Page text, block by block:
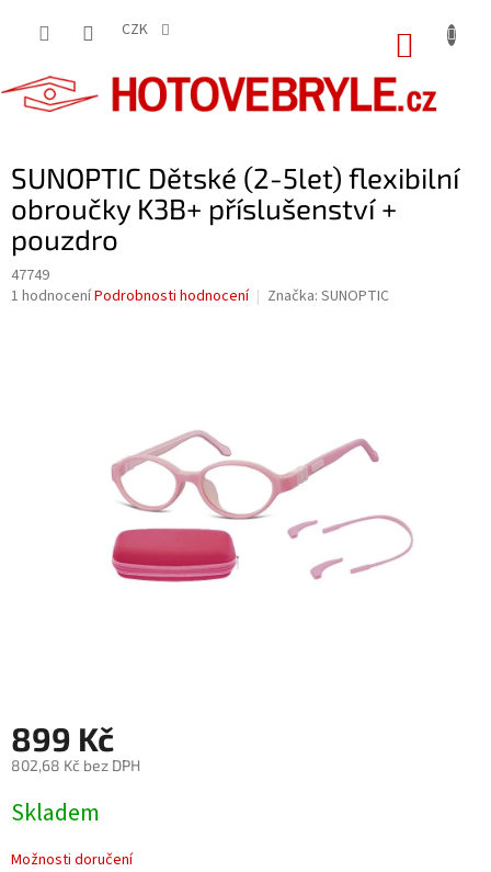
CZK
SUNOPTIC Dětské (2-5let) flexibilní
obroučky K3B+ příslušenství +
pouzdro
47749
Průměrné
1 hodnoceníPodrobnosti hodnocení Značka: SUNOPTIC
899 Kč
802,68 Kč bez DPH
cena:
Skladem
Možnosti doručení